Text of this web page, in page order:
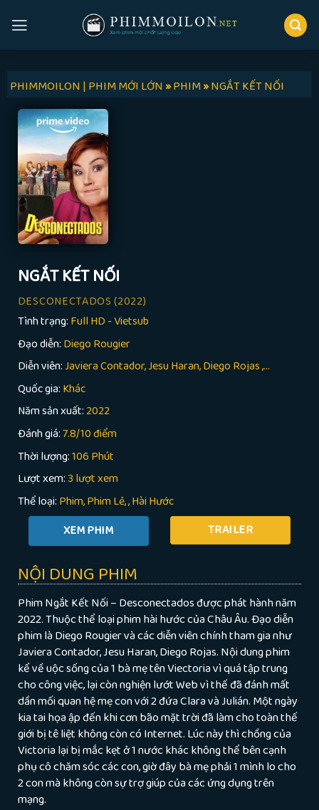
PHIMMOILON | PHIM MỚI LỚN»PHIM»NGẮT KẾT NỐI
NGẮT KẾT NỐI
DESCONECTADOS (2022)
Tình trạng: Full HD - Vietsub
Đạo diễn: Diego Rougier
Diễn viên:Javiera Contador, Jesu Haran, Diego Rojas ,...
Quốc gia: Khác
Năm sản xuất: 2022
Đánh giá:7.8/10 điểm
Thời lượng:106 Phút
Lượt xem:3 lượt xem
Thể loại: Phim Phim Lẻ ,Hài Hước
TRAILER
NỘI DUNG PHIM
Phim Ngắt Kết Nối – Desconectados được phát hành năm
2022. Thuộc thể loại phim hài hước của Châu Âu. Đạo diễn
phim là Diego Rougier và các diễn viên chính tham gia như
Javiera Contador, Jesu Haran, Diego Rojas. Nội dung phim
kể về uộc sống của 1 bà mẹ tên Viectoria vì quá tập trung
cho công việc, lại còn nghiện lướt Web vì thế đã đánh mất
dần mối quan hệ mẹ con với 2 đứa Clara và Julián. Một ngày
kia tai họa ập đến khi cơn bão mặt trời đã làm cho toàn thế
giới bị tê liệt không còn có Internet. Lúc này thì chồng của
Victoria lại bị mắc kẹt ở 1 nước khác không thể bên cạnh
phụ cô chăm sóc các con, giờ đây bà mẹ phải 1 mình lo cho
2 con mà không còn sự trợ giúp của các ứng dụng trên
mạng.